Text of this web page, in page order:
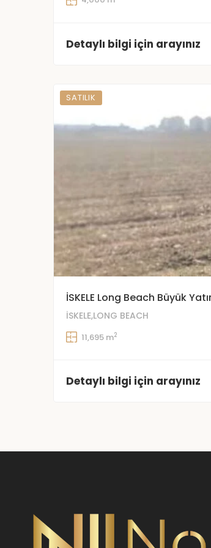
Detaylı bilgi için arayınız
SATILIK
İSKELE Long Beach Büyük
İSKELE,LONG BEACH
11,695 m2
Detaylı bilgi için arayınız